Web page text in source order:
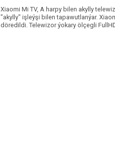
Xiaomi Mi TV, A harpy bilen akylly
"akylly" işleýşi bilen tapawutlanýar.
döredildi. Telewizor ýokary ölçegli